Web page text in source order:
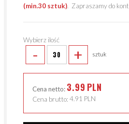
(min.30 sztuk). Zapraszamy do
Wybierz ilość
- + sztuk
Cena netto: 3.99 PLN
Cena brutto:4.91 PLN